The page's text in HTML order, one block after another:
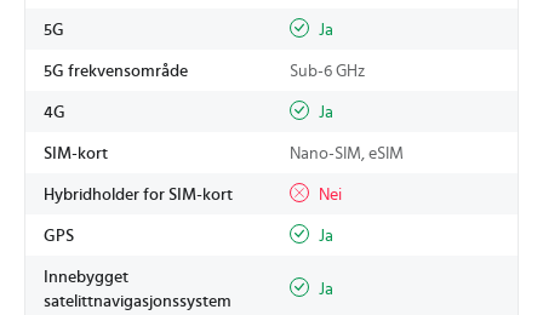
5G Ja
5G frekvensområde Sub-6 GHz
4G Ja
SIM-kort Nano-SIM, eSIM
Hybridholder for SIM-kort Nei
GPS Ja
Innebygget
satelittnavigasjonssystem
Ja